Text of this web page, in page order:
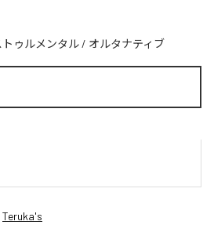
トゥルメンタル / オルタナティブ
Teruka's